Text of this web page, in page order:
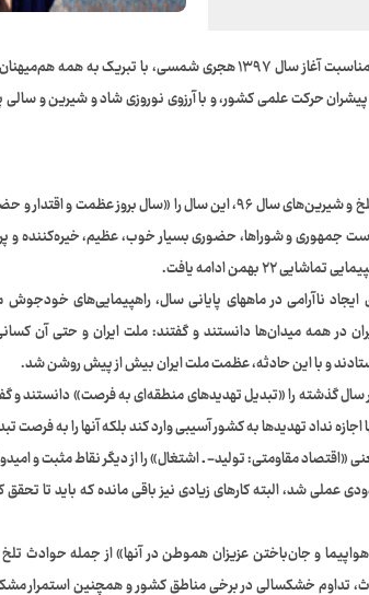
مقام معظم رهبری، رهبر معظم انقلاب اسلامی در پیامی به‌ مناسبت آغاز سال ۱۳۹۷ هجری
حرکت علمی کشور، و با آرزوی نوروزی شاد و شیرین و سالی
حضرت آیت الله خامنه‌ای در یک ارزیابی از فراز و نشیب‌ها، و تلخ و شیرین‌های سال ۹۶، این
در انتخابات ریاست جمهوری و شوراها، حضوری بسیار خوب، عظیم،
ایجاد ناآرامی در ماههای پایانی سال، راهپیمایی‌های
در همه میدان‌ها دانستند و گفتند: ملت ایران و حتی آن
و با این حادثه، عظمت ملت ایران بیش از پیش روشن شد.
گذشته را «تبدیل تهدیدهای منطقه‌ای به فرصت» دانستند و
نداد تهدیدها به کشور آسیبی وارد کند بلکه آنها را به فرصت
تلاش‌های انجام‌شده در جهت تحقق شعار سال ۹۶ یعنی «اقتصاد مقاومتی: تولید- ـ اشتغال» را از دیگر
عملی شد، البته کارهای زیادی نیز باقی مانده که باید تا
تداوم خشکسالی در برخی مناطق کشور و همچنین استمرار